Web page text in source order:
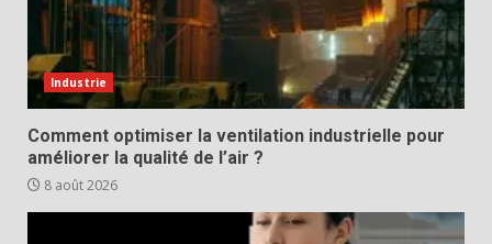
Industrie
Comment optimiser la ventilation industrielle pour
améliorer la qualité de l’air ?
8 août 2026